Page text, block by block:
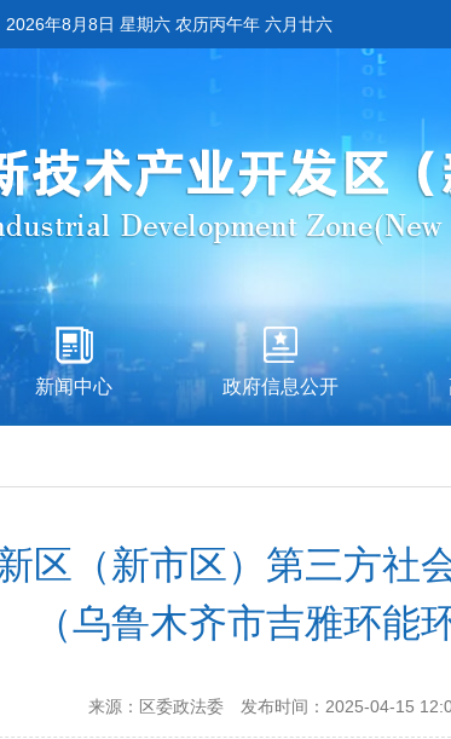
2026年8月8日 星期六 农历丙午年 六月廿六
新闻中心 政府信息公开
区（新市区）第三方社
（乌鲁木齐市吉雅环能
来源：区委政法委 发布时间：2025-04-15